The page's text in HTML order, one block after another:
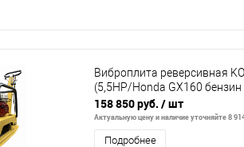
Виброплита реверсивная
(5,5НР/Honda GX160 бензин
158 850 руб. / шт
Актуальную цену и наличие уточняйте 8
Подробнее